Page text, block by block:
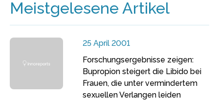
Meistgelesene Artikel
25 April 2001
Forschungsergebnisse zeigen:
Bupropion steigert die Libido bei
Frauen, die unter vermindertem
sexuellen Verlangen leiden